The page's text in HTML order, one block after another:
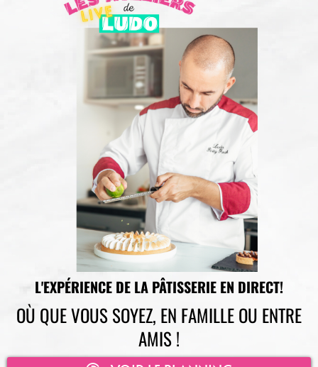
L'EXPÉRIENCE DE LA PÂTISSERIE EN DIRECT!
OÙ QUE VOUS SOYEZ, EN FAMILLE OU ENTRE
AMIS !